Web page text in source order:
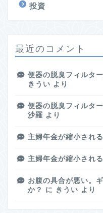
投資
最近のコメント
便器の脱臭フィルタ
きうい より
便器の脱臭フィルタ
沙羅 より
主婦年金が縮小され
主婦年金が縮小され
お腹の具合が悪い。
か？
に きうい より